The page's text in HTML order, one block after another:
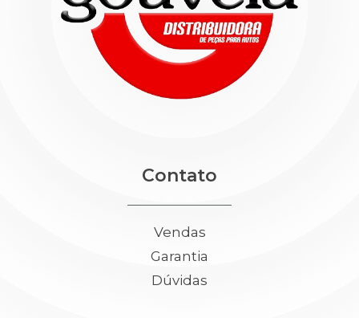
Contato
Vendas
Garantia
Dúvidas